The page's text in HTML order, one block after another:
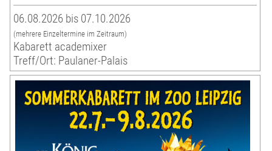
06.08.2026 bis 07.10.2026
(mehrere Einzeltermine im Zeitraum)
Kabarett academixer
Treff/Ort: Paulaner-Palais